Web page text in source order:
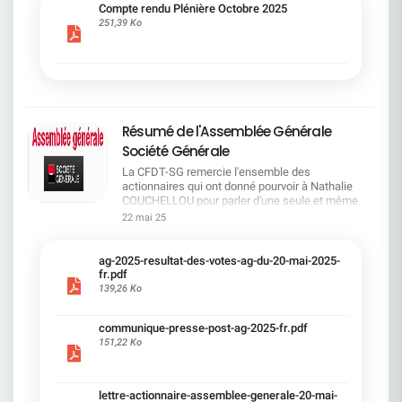
cadre du dialogue social.Bonne lecture !
Compte rendu Plénière Octobre 2025
251,39 Ko
Résumé de l'Assemblée Générale
Société Générale
La CFDT-SG remercie l'ensemble des
actionnaires qui ont donné pourvoir à Nathalie
COUCHELLOU pour parler d'une seule et même
voix.L'assemblée Générale s'est ouverte avec 4
souligné la forte amélioration en 2024 de tous les
facteurs financiers et le premier trimestre 2025
encourageant.Le Directeur Général, Slawomir
solide. Etre une banque simple et intégrée. Etre
une banque efficace. Etre une banque rentable. Le
22 mai 25
ag-2025-resultat-des-votes-ag-du-20-mai-2025-
fr.pdf
139,26 Ko
communique-presse-post-ag-2025-fr.pdf
151,22 Ko
lettre-actionnaire-assemblee-generale-20-mai-